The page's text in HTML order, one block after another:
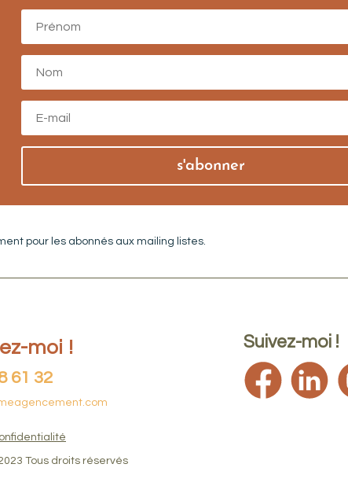
s'abonner
pour les abonnés aux mailing listes.
moi !
61 32
Tous droits réservés
Suivez-moi !